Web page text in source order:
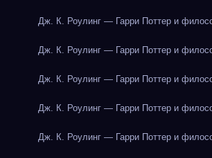
Дж. К. Роулинг — Гарри Поттер и
Дж. К. Роулинг — Гарри Поттер и
Дж. К. Роулинг — Гарри Поттер и
Дж. К. Роулинг — Гарри Поттер и
Дж. К. Роулинг — Гарри Поттер и